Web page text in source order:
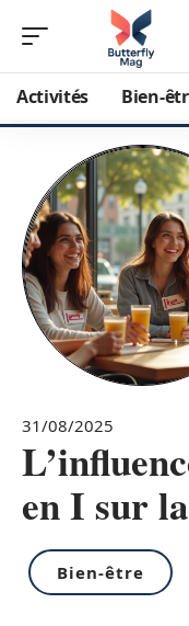
Activités Bien-
31/08/2025
en I sur
Bien-être